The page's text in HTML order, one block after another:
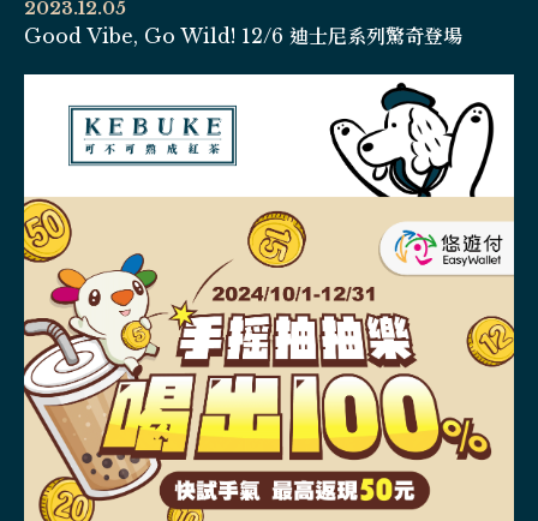
2023.12.05
Good Vibe, Go Wild! 12/6 迪士尼系列驚奇登場